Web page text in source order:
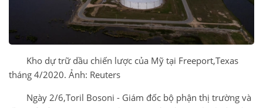
Kho dự trữ dầu chiến lược của Mỹ tại Freeport,Texas
tháng 4/2020. Ảnh: Reuters
Ngày 2/6,Toril Bosoni - Giám đốc bộ phận thị trường và